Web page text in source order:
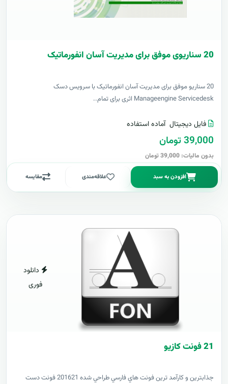
20 سناریوی موفق برای مدیریت آسان انفورماتیک
20 سناریو موفق برای مدیریت آسان انفورماتیک با سرویس دسک
Manageengine Servicedesk اثری برای تمام..
فایل دیجیتال آماده استفاده
39,000 تومان
بدون مالیات: 39,000 تومان
افزودن به سبد علاقه‌مندی مقایسه
دانلود
فوری
21 فونت کازيو
جذابترين و کارآمد ترين فونت هاي فارسي طراحي شده 201621 فونت دست